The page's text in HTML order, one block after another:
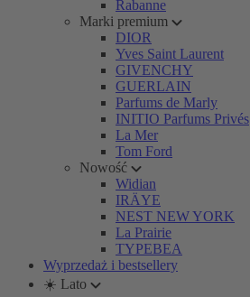
Rabanne
Marki premium
DIOR
Yves Saint Laurent
GIVENCHY
GUERLAIN
Parfums de Marly
INITIO Parfums Privés
La Mer
Tom Ford
Nowość
Widian
IRÄYE
NEST NEW YORK
La Prairie
TYPEBEA
Wyprzedaż i bestsellery
☀️ Lato